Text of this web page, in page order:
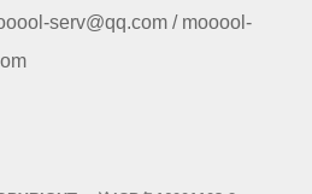
serv@qq.com / mooool-